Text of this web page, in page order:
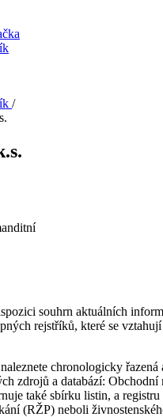
/
souhrn aktuálních
rejstříků, které se
chronologicky řazená
zdrojů a databází: Obchodní
také sbírku listin, a registru
(RŽP) neboli